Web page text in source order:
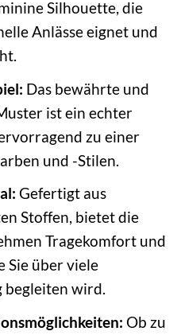
Silhouette, die
Anlässe eignet und
Das bewährte und
ist ein echter
zu einer
und -Stilen.
Gefertigt aus
Stoffen, bietet die
Tragekomfort und
Sie über viele
begleiten wird.
Ob zu